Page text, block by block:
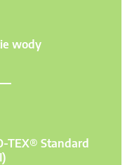
wody
TEX® Standard